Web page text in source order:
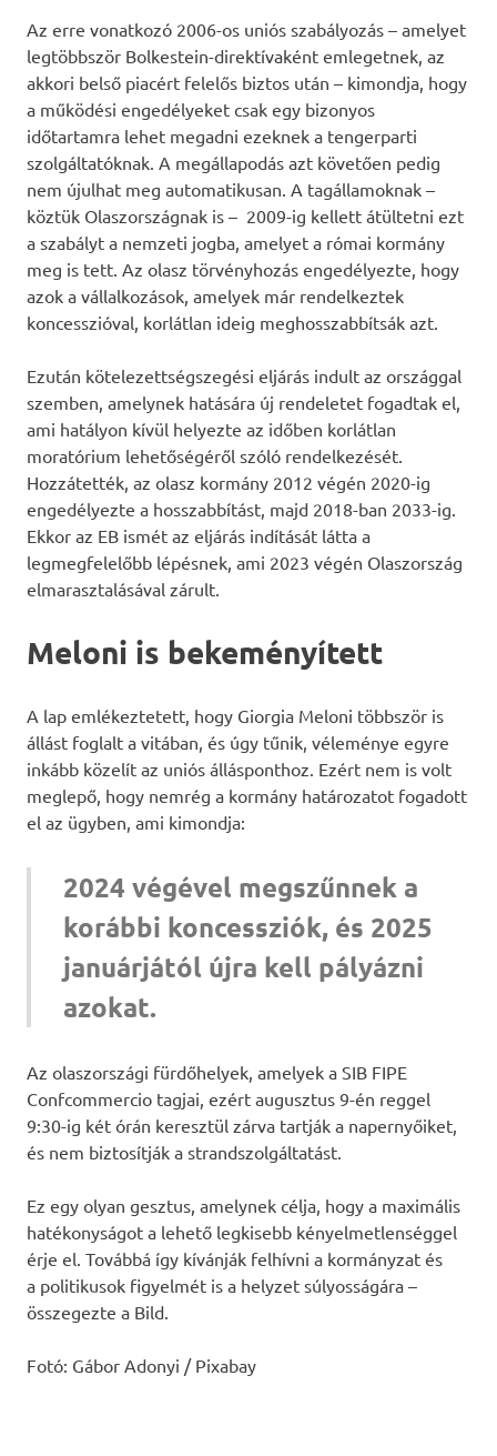
Az erre vonatkozó 2006-os uniós szabályozás – amelyet
legtöbbször Bolkestein-direktívaként emlegetnek, az
akkori belső piacért felelős biztos után – kimondja, hogy
a működési engedélyeket csak egy bizonyos
időtartamra lehet megadni ezeknek a tengerparti
szolgáltatóknak. A megállapodás azt követően pedig
nem újulhat meg automatikusan. A tagállamoknak –
köztük Olaszországnak is – 2009-ig kellett átültetni ezt
a szabályt a nemzeti jogba, amelyet a római kormány
meg is tett. Az olasz törvényhozás engedélyezte, hogy
azok a vállalkozások, amelyek már rendelkeztek
koncesszióval, korlátlan ideig meghosszabbítsák azt.
Ezután kötelezettségszegési eljárás indult az országgal
szemben, amelynek hatására új rendeletet fogadtak el,
ami hatályon kívül helyezte az időben korlátlan
moratórium lehetőségéről szóló rendelkezését.
Hozzátették, az olasz kormány 2012 végén 2020-ig
engedélyezte a hosszabbítást, majd 2018-ban 2033-ig.
Ekkor az EB ismét az eljárás indítását látta a
legmegfelelőbb lépésnek, ami 2023 végén Olaszország
elmarasztalásával zárult.
Meloni is bekeményített
A lap emlékeztetett, hogy Giorgia Meloni többször is
állást foglalt a vitában, és úgy tűnik, véleménye egyre
inkább közelít az uniós állásponthoz. Ezért nem is volt
meglepő, hogy nemrég a kormány határozatot fogadott
el az ügyben, ami kimondja:
2024 végével megszűnnek a
korábbi koncessziók, és 2025
januárjától újra kell pályázni
azokat.
Az olaszországi fürdőhelyek, amelyek a SIB FIPE
Confcommercio tagjai, ezért augusztus 9-én reggel
9:30-ig két órán keresztül zárva tartják a napernyőiket,
és nem biztosítják a strandszolgáltatást.
Ez egy olyan gesztus, amelynek célja, hogy a maximális
hatékonyságot a lehető legkisebb kényelmetlenséggel
érje el. Továbbá így kívánják felhívni a kormányzat és
a politikusok figyelmét is a helyzet súlyosságára –
összegezte a Bild.
Fotó: Gábor Adonyi / Pixabay